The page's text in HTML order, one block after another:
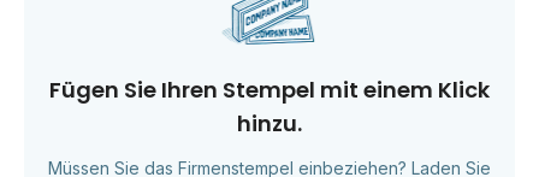
Fügen Sie Ihren Stempel mit einem Klick
hinzu.
Müssen Sie das Firmenstempel einbeziehen? Laden Sie